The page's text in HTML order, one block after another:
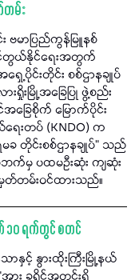
တမ်း
ဗမာပြည်ကွန်မြူနစ်
င်တွယ်နိုင်ရေးအတွက်
ပိုင်းတိုင်း စစ်ဌာနချုပ်
းမြို့အခြေပြု ဖွဲ့စည်း
ခြေစိုက် မြောက်ပိုင်း
ေးတပ် (KNDO) က
တိုင်းစစ်ဌာနချုပ်” သည်
က်မှ ပထမဦးဆုံး ကျဆုံး
တမ်းဝင်ထားသည်။
တ် ၁၀ ရက်တွင် စတင်
သာနှင့် နွားထိုးကြီးမြို့နယ်